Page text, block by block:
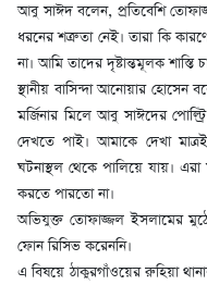
আবু সাঈদ বলেন, প্রতিবেশি
ধরনের শত্রুতা নেই। তারা কি
না। আমি তাদের দৃষ্টান্তমূলক শাস্তি
স্থানীয় বাসিন্দা আনোয়ার হোসেন
মর্জিনার মিলে আবু সাঈদের
দেখতে পাই। আমাকে দেখা
ঘটনাস্থল থেকে পালিয়ে যায়।
করতে পারতো না।
অভিযুক্ত তোফাজ্জল ইসলামের
ফোন রিসিভ করেননি।
এ বিষয়ে ঠাকুরগাঁওয়ের রুহিয়া